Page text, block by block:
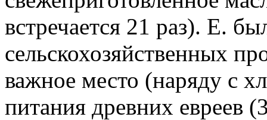
встречается 21 раз). Е.
сельскохозяйственных
важное место (наряду с
питания древних евреев